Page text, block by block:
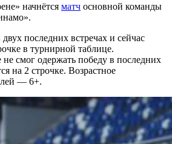
начнётся матч основной команды
последних встречах и сейчас
в турнирной таблице.
смог одержать победу в последних
на 2 строчке. Возрастное
— 6+.